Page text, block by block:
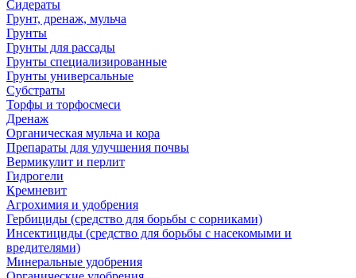
Сидераты
Грунт, дренаж, мульча
Грунты
Грунты для рассады
Грунты специализированные
Грунты универсальные
Субстраты
Торфы и торфосмеси
Дренаж
Органическая мульча и кора
Препараты для улучшения почвы
Вермикулит и перлит
Гидрогели
Кремневит
Агрохимия и удобрения
Гербициды (средство для борьбы с сорниками)
Инсектициды (средство для борьбы с насекомыми и
вредителями)
Минеральные удобрения